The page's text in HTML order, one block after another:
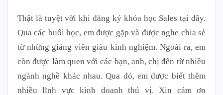
Thật là tuyệt vời khi đăng ký khóa học Sales tại đây.
Qua các buổi học, em được gặp và được nghe chia sẻ
từ những giảng viên giàu kinh nghiệm. Ngoài ra, em
còn được làm quen với các bạn, anh, chị đến từ nhiều
ngành nghề khác nhau. Qua đó, em được biết thêm
nhiều lĩnh vực kinh doanh thú vị. Xin cám ơn